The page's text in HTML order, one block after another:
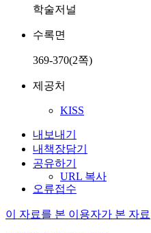
학술저널
수록면
369-370(2쪽)
제공처
KISS
내보내기
내책장담기
공유하기
URL 복사
오류접수
이 자료를 본 이용자가 본 자료